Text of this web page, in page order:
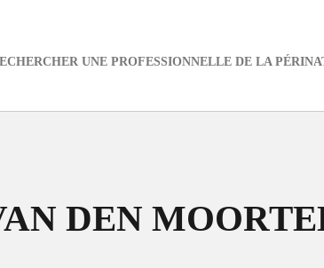
UNE PROFESSIONNELLE DE LA
DEN